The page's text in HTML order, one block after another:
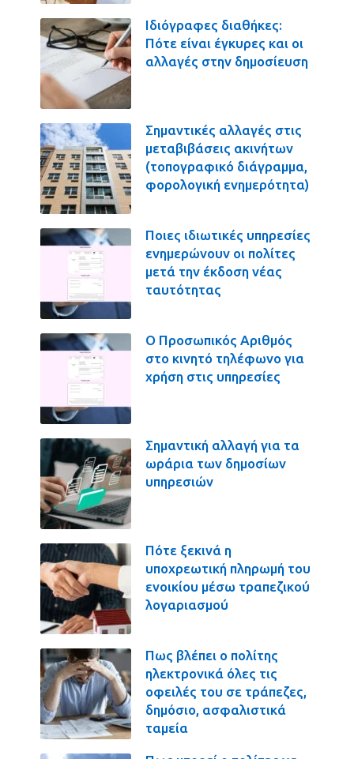
Ιδιόγραφες διαθήκες:
Πότε είναι έγκυρες και οι
αλλαγές στην δημοσίευση
Σημαντικές αλλαγές στις
μεταβιβάσεις ακινήτων
(τοπογραφικό διάγραμμα,
φορολογική ενημερότητα)
Ποιες ιδιωτικές υπηρεσίες
ενημερώνουν οι πολίτες
μετά την έκδοση νέας
ταυτότητας
Ο Προσωπικός Αριθμός
στο κινητό τηλέφωνο για
χρήση στις υπηρεσίες
Σημαντική αλλαγή για τα
ωράρια των δημοσίων
υπηρεσιών
Πότε ξεκινά η
υποχρεωτική πληρωμή του
ενοικίου μέσω τραπεζικού
λογαριασμού
Πως βλέπει ο πολίτης
ηλεκτρονικά όλες τις
οφειλές του σε τράπεζες,
δημόσιο, ασφαλιστικά
ταμεία